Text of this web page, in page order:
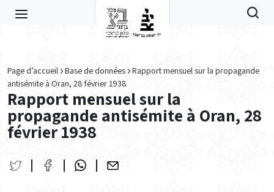
Page d’accueil Base de données
Rapport mensuel sur la propagande
antisémite à Oran, 28 février 1938
Rapport mensuel sur la
propagande antisémite à Oran, 28
février 1938